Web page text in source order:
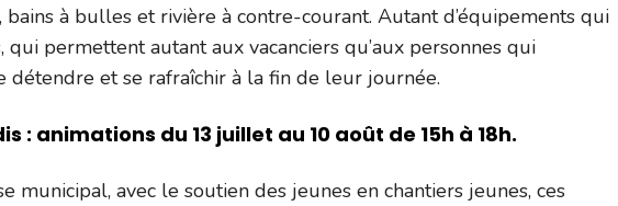
bains à bulles et rivière à contre-courant. Autant d’équipements qui
permettent autant aux vacanciers qu’aux personnes qui
et se rafraîchir à la fin de leur journée.
: animations du 13 juillet au 10 août de 15h à 18h.
municipal, avec le soutien des jeunes en chantiers jeunes, ces